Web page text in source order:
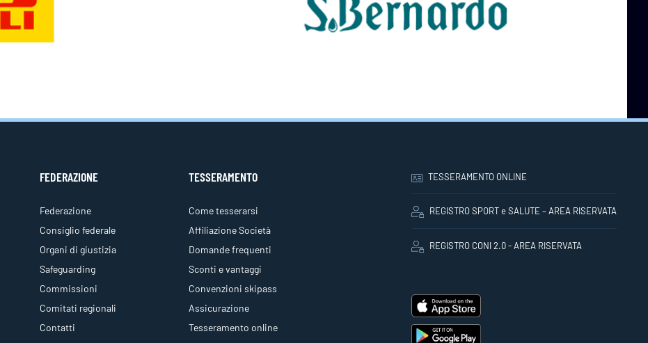
FEDERAZIONE
Federazione
Consiglio federale
Organi di giustizia
Safeguarding
Commissioni
Comitati regionali
Contatti
TESSERAMENTO
Come tesserarsi
Affiliazione Società
Domande frequenti
Sconti e vantaggi
Convenzioni skipass
Assicurazione
Tesseramento online
TESSERAMENTO ONLINE
REGISTRO SPORT e SALUTE – AREA RISERVATA
REGISTRO CONI 2.0 - AREA RISERVATA